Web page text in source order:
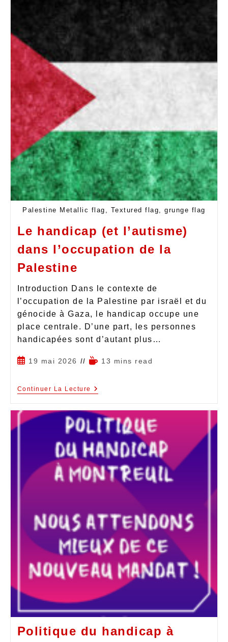
Palestine Metallic flag, Textured flag, grunge flag
Le handicap (et l’autisme)
dans l’occupation de la
Palestine
Introduction Dans le contexte de
l’occupation de la Palestine par israël et du
génocide à Gaza, le handicap occupe une
place centrale. D’une part, les personnes
handicapées sont d’autant plus…
19 mai 2026 13 mins read
Continuer La Lecture
Politique du handicap à